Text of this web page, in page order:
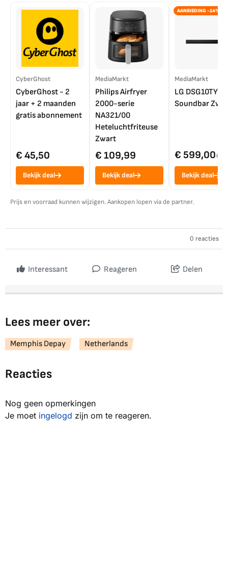
CyberGhost
CyberGhost - 2
jaar + 2 maanden
gratis abonnement
€ 45,50
Bekijk deal
MediaMarkt
Philips Airfryer
2000-serie
NA321/00
Heteluchtfriteuse
Zwart
€ 109,99
Bekijk deal
AANBIEDING -14%
MediaMarkt
LG DSG10TY
Soundbar
€ 599,00€
Bekijk deal
Prijs en voorraad kunnen wijzigen. Aankopen lopen via de partner.
0 reacties
Interessant Reageren Delen
Lees meer over:
Memphis Depay Netherlands
Reacties
Nog geen opmerkingen
Je moet ingelogd zijn om te reageren.